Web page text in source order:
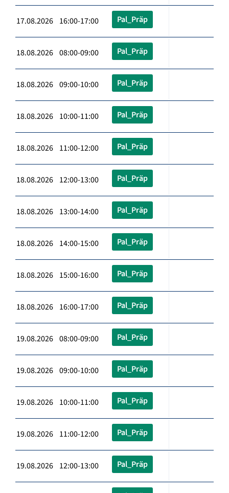
17.08.2026 16:00-17:00 Pal_Präp
18.08.2026 08:00-09:00 Pal_Präp
18.08.2026 09:00-10:00 Pal_Präp
18.08.2026 10:00-11:00 Pal_Präp
18.08.2026 11:00-12:00 Pal_Präp
18.08.2026 12:00-13:00 Pal_Präp
18.08.2026 13:00-14:00 Pal_Präp
18.08.2026 14:00-15:00 Pal_Präp
18.08.2026 15:00-16:00 Pal_Präp
18.08.2026 16:00-17:00 Pal_Präp
19.08.2026 08:00-09:00 Pal_Präp
19.08.2026 09:00-10:00 Pal_Präp
19.08.2026 10:00-11:00 Pal_Präp
19.08.2026 11:00-12:00 Pal_Präp
19.08.2026 12:00-13:00 Pal_Präp